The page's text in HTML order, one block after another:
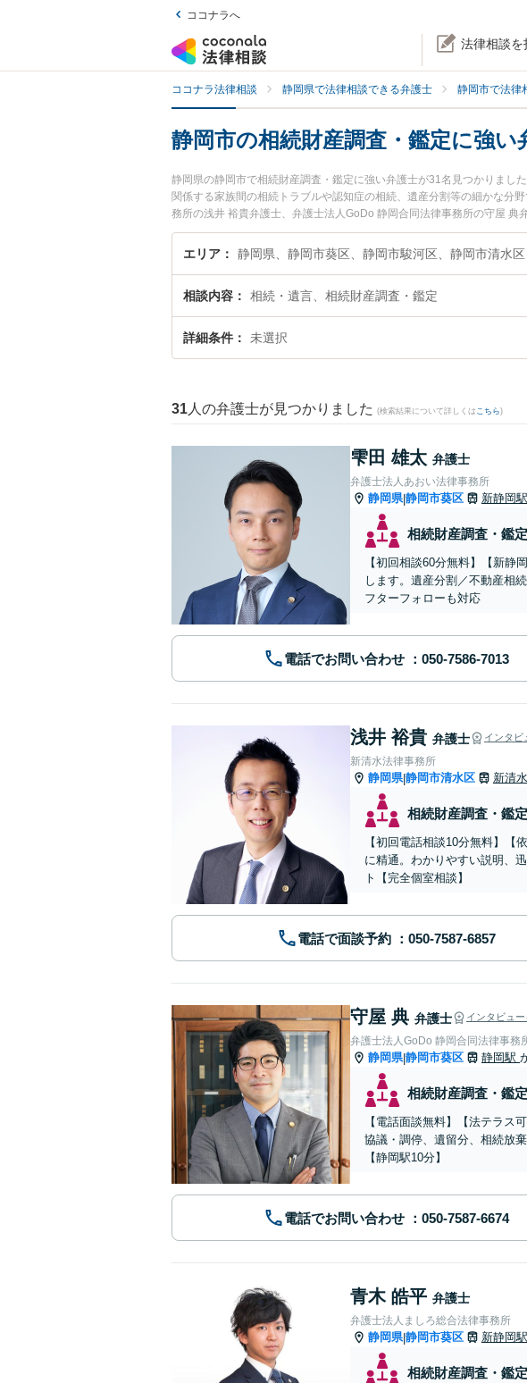
ココナラへ
法律相談を
ココナラ法律相談 静岡県で法律相談できる弁護士 静岡市で法律
静岡市の相続財産調査・鑑定に強い
静岡県の静岡市で相続財産調査・鑑定に強い弁護士が31名見つかりまし
関係する家族間の相続トラブルや認知症の相続、遺産分割等の細かな分
務所の浅井 裕貴弁護士、弁護士法人GoDo 静岡合同法律事務所の守屋
た相続財産調査・鑑定のトラブルを今すぐに弁護士に相談したい』『相
査・鑑定を法律相談できる静岡市内の弁護士に相談予約したい』などで
エリア 静岡県、静岡市葵区、静岡市駿河区、静岡市清水区
相談内容 相続・遺言、相続財産調査・鑑定
詳細条件 未選択
31 人の弁護士が見つかりました (検索結果について詳しくは こちら)
雫田 雄太 弁護士
弁護士法人あおい法律事務所
静岡県|静岡市葵区 新静岡駅
相続財産調査・鑑定
【初回相談60分無料】【新
します。遺産分割／不動産相
フターフォローも対応
電話でお問い合わせ
浅井 裕貴 弁護士 インタビ
新清水法律事務所
静岡県|静岡市清水区 新清
相続財産調査・鑑定
【初回電話相談10分無料】
に精通。わかりやすい説明、
ト【完全個室相談】
電話で面談予約
守屋 典 弁護士 インタビュー
弁護士法人GoDo 静岡合同法律事
静岡県|静岡市葵区 静岡駅
相続財産調査・鑑定
【電話面談無料】【法テラス
協議・調停、遺留分、相続放
【静岡駅10分】
電話でお問い合わせ
青木 皓平 弁護士
弁護士法人ましろ総合法律事務所
静岡県|静岡市葵区 新静岡駅
相続財産調査・鑑定